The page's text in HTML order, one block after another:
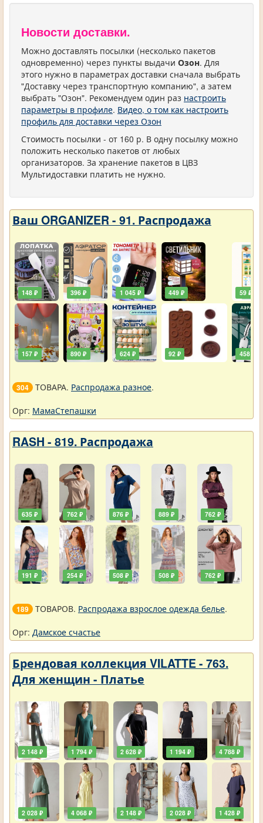
Новости доставки.
Можно доставлять посылки (несколько пакетов
одновременно) через пункты выдачи Озон. Для
этого нужно в параметрах доставки сначала выбрать
"Доставку через транспортную компанию", а затем
выбрать "Озон". Рекомендуем один раз настроить
параметры в профиле. Видео, о том как настроить
профиль для доставки через Озон
Стоимость посылки - от 160 р. В одну посылку можно
положить несколько пакетов от любых
организаторов. За хранение пакетов в ЦВЗ
Мультидоставки платить не нужно.
Ваш ORGANIZER - 91. Распродажа
148 ₽
157 ₽
396 ₽
890 ₽
1 045 ₽
624 ₽
449 ₽
92 ₽
59 ₽
458 ₽
304 ТОВАРА. Распродажа разное.
Орг: МамаСтепашки
RASH - 819. Распродажа
635 ₽
191 ₽
762 ₽
254 ₽
876 ₽
508 ₽
889 ₽
508 ₽
762 ₽
762 ₽
189 ТОВАРОВ. Распродажа взрослое одежда белье.
Орг: Дамское счастье
Брендовая коллекция VILATTE - 763.
Для женщин - Платье
2 148 ₽
2 028 ₽
1 794 ₽
4 068 ₽
2 628 ₽
2 148 ₽
1 194 ₽
2 028 ₽
4 788 ₽
1 428 ₽